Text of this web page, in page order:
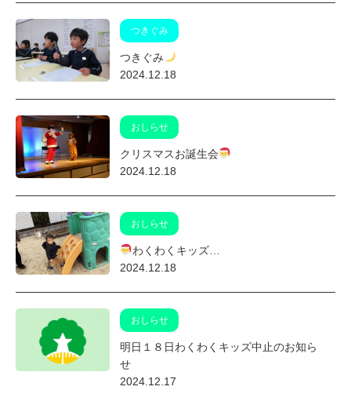
つきぐみ
つきぐみ
2024.12.18
おしらせ
クリスマスお誕生会
2024.12.18
おしらせ
わくわくキッズ…
2024.12.18
おしらせ
明日１８日わくわくキッズ中止のお知ら
せ
2024.12.17